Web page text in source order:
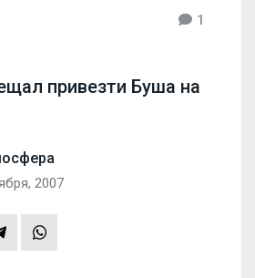
1
привезти Буша на
2007